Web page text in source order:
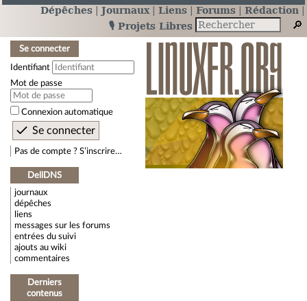
Dépêches Journaux Liens Forums
Rédaction
🎙️ Projets Libres
Se connecter
Identifiant
Mot de passe
Connexion automatique
Pas de compte ? S’inscrire…
DellDNS
journaux
dépêches
liens
messages sur les forums
entrées du suivi
ajouts au wiki
commentaires
Derniers
contenus